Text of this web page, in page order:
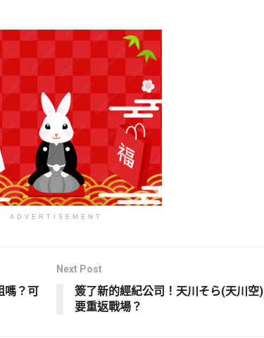
ADVERTISEMENT
嗎？可
Next Post
簽了新的經紀公司！天川そら(天川空)
要重返戰場？